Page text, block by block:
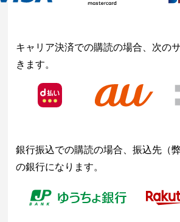
キャリア決済での購読の場合、次の
きます。
銀行振込での購読の場合、振込先（
の銀行になります。